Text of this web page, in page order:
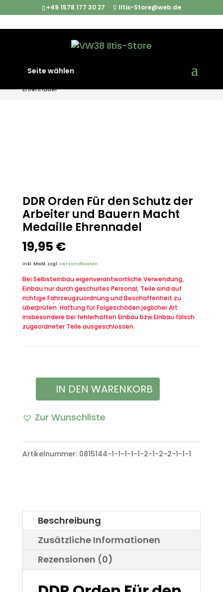
+49 1578 177 30 27 Iltis-Store@web.de
Seite wählen
Schutz der Arbeiter und Bauern Macht Medaille
Ehrennadel
DDR Orden Für den Schutz der
Arbeiter und Bauern Macht
Medaille Ehrennadel
19,95 €
inkl. MwSt. zzgl.Versandkosten
Bei Selbsteinbau eigenverantwortliche Verwendung,
Einbau nur durch geschultes Personal, Teile sind auf
richtige Fahrzeugzuordnung und Beschaffenheit zu
überprüfen. Haftung für Folgeschäden jeglicher Art
insbesondere bei fehlerhaften Einbau bzw.Einbau falsch
zugeordneter Teile ausgeschlossen.
Orden
den
und
Bauern
Macht
IN DEN WARENKORB
Zur Wunschliste
Artikelnummer: 0815144-1-1-1-1-1-2-1-2-2-1-1-1
Beschreibung
Zusätzliche Informationen
Rezensionen (0)